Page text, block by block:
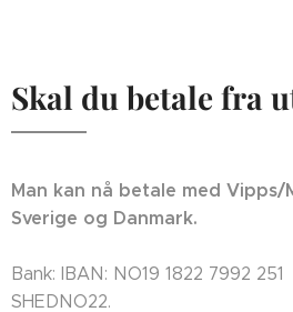
Skal du betale fra
Man kan nå betale med
Sverige og Danmark.
Bank: IBAN: NO19 1822 7992
SHEDNO22.